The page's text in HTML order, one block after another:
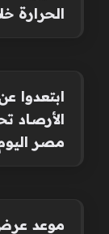
الحرارة
ابتعدوا
الأرصاد
مصر